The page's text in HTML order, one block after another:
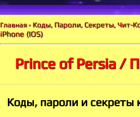
Главная » Коды, Пароли, Секреты, Чит-
iPhone (IOS)
Prince of Persia /
Коды, пароли и секреты